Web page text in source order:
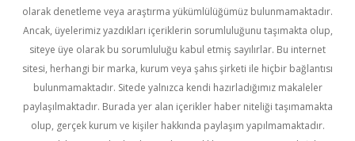
olarak denetleme veya araştırma yükümlülüğümüz bulunmamaktadır.
Ancak, üyelerimiz yazdıkları içeriklerin sorumluluğunu taşımakta olup,
siteye üye olarak bu sorumluluğu kabul etmiş sayılırlar. Bu internet
sitesi, herhangi bir marka, kurum veya şahıs şirketi ile hiçbir bağlantısı
bulunmamaktadır. Sitede yalnızca kendi hazırladığımız makaleler
paylaşılmaktadır. Burada yer alan içerikler haber niteliği taşımamakta
olup, gerçek kurum ve kişiler hakkında paylaşım yapılmamaktadır.